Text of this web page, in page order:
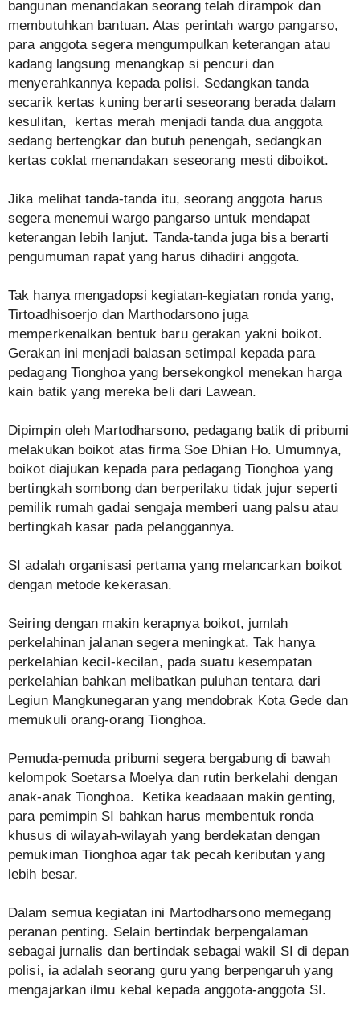
bangunan menandakan seorang telah dirampok dan
membutuhkan bantuan. Atas perintah wargo pangarso,
para anggota segera mengumpulkan keterangan atau
kadang langsung menangkap si pencuri dan
menyerahkannya kepada polisi. Sedangkan tanda
secarik kertas kuning berarti seseorang berada dalam
kesulitan, kertas merah menjadi tanda dua anggota
sedang bertengkar dan butuh penengah, sedangkan
kertas coklat menandakan seseorang mesti diboikot.
Jika melihat tanda-tanda itu, seorang anggota harus
segera menemui wargo pangarso untuk mendapat
keterangan lebih lanjut. Tanda-tanda juga bisa berarti
pengumuman rapat yang harus dihadiri anggota.
Tak hanya mengadopsi kegiatan-kegiatan ronda yang,
Tirtoadhisoerjo dan Marthodarsono juga
memperkenalkan bentuk baru gerakan yakni boikot.
Gerakan ini menjadi balasan setimpal kepada para
pedagang Tionghoa yang bersekongkol menekan harga
kain batik yang mereka beli dari Lawean.
Dipimpin oleh Martodharsono, pedagang batik di pribumi
melakukan boikot atas firma Soe Dhian Ho. Umumnya,
boikot diajukan kepada para pedagang Tionghoa yang
bertingkah sombong dan berperilaku tidak jujur seperti
pemilik rumah gadai sengaja memberi uang palsu atau
bertingkah kasar pada pelanggannya.
SI adalah organisasi pertama yang melancarkan boikot
dengan metode kekerasan.
Seiring dengan makin kerapnya boikot, jumlah
perkelahinan jalanan segera meningkat. Tak hanya
perkelahian kecil-kecilan, pada suatu kesempatan
perkelahian bahkan melibatkan puluhan tentara dari
Legiun Mangkunegaran yang mendobrak Kota Gede dan
memukuli orang-orang Tionghoa.
Pemuda-pemuda pribumi segera bergabung di bawah
kelompok Soetarsa Moelya dan rutin berkelahi dengan
anak-anak Tionghoa. Ketika keadaaan makin genting,
para pemimpin SI bahkan harus membentuk ronda
khusus di wilayah-wilayah yang berdekatan dengan
pemukiman Tionghoa agar tak pecah keributan yang
lebih besar.
Dalam semua kegiatan ini Martodharsono memegang
peranan penting. Selain bertindak berpengalaman
sebagai jurnalis dan bertindak sebagai wakil SI di depan
polisi, ia adalah seorang guru yang berpengaruh yang
mengajarkan ilmu kebal kepada anggota-anggota SI.